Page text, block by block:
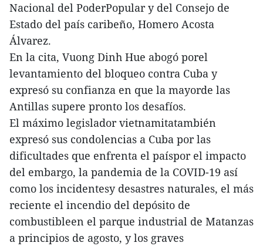
Nacional del PoderPopular y del Consejo de
Estado del país caribeño, Homero Acosta
Álvarez.
En la cita, Vuong Dinh Hue abogó porel
levantamiento del bloqueo contra Cuba y
expresó su confianza en que la mayorde las
Antillas supere pronto los desafíos.
El máximo legislador vietnamitatambién
expresó sus condolencias a Cuba por las
dificultades que enfrenta el paíspor el impacto
del embargo, la pandemia de la COVID-19 así
como los incidentesy desastres naturales, el más
reciente el incendio del depósito de
combustibleen el parque industrial de Matanzas
a principios de agosto, y los graves